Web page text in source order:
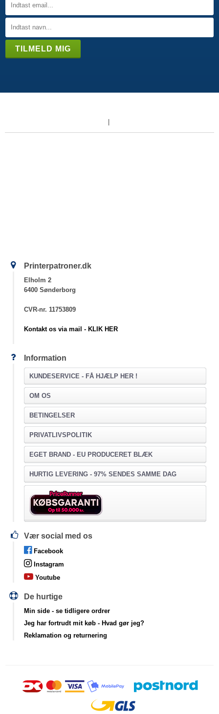
Printerpatroner.dk
Elholm 2
6400 Sønderborg
CVR-nr. 11753809
Kontakt os via mail - KLIK HER
Information
KUNDESERVICE - FÅ HJÆLP HER !
OM OS
BETINGELSER
PRIVATLIVSPOLITIK
EGET BRAND - EU PRODUCERET BLÆK
HURTIG LEVERING - 97% SENDES SAMME DAG
Vær social med os
Facebook
Instagram
Youtube
De hurtige
Min side - se tidligere ordrer
Jeg har fortrudt mit køb - Hvad gør jeg?
Reklamation og returnering